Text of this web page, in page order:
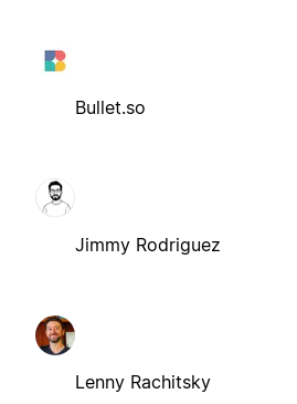
Bullet.so
Jimmy Rodriguez
Lenny Rachitsky